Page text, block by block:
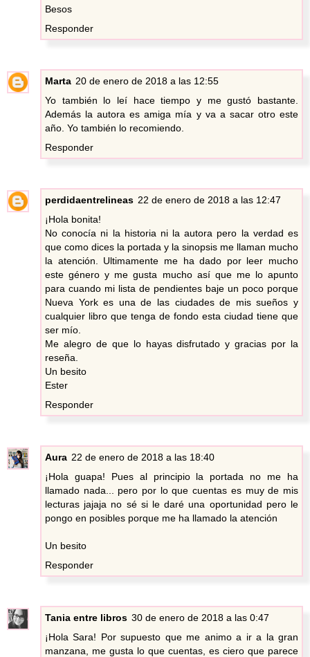
Besos
Responder
Marta 20 de enero de 2018 a las 12:55
Yo también lo leí hace tiempo y me gustó bastante.
Además la autora es amiga mía y va a sacar otro este
año. Yo también lo recomiendo.
Responder
perdidaentrelineas 22 de enero de 2018 a las 12:47
¡Hola bonita!
No conocía ni la historia ni la autora pero la verdad es
que como dices la portada y la sinopsis me llaman mucho
la atención. Ultimamente me ha dado por leer mucho
este género y me gusta mucho así que me lo apunto
para cuando mi lista de pendientes baje un poco porque
Nueva York es una de las ciudades de mis sueños y
cualquier libro que tenga de fondo esta ciudad tiene que
ser mío.
Me alegro de que lo hayas disfrutado y gracias por la
reseña.
Un besito
Ester
Responder
Aura 22 de enero de 2018 a las 18:40
¡Hola guapa! Pues al principio la portada no me ha
llamado nada... pero por lo que cuentas es muy de mis
lecturas jajaja no sé si le daré una oportunidad pero le
pongo en posibles porque me ha llamado la atención
Un besito
Responder
Tania entre libros 30 de enero de 2018 a las 0:47
¡Hola Sara! Por supuesto que me animo a ir a la gran
manzana, me gusta lo que cuentas, es ciero que parece